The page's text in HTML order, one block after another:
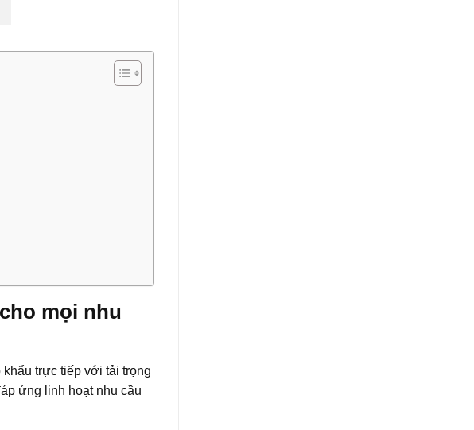
mọi nhu
trực tiếp với tải trọng
ứng linh hoạt nhu cầu